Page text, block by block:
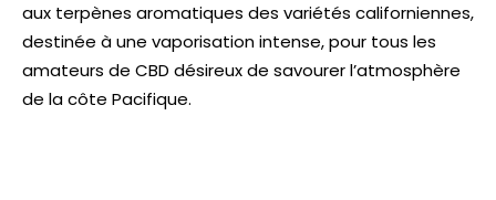
aux terpènes aromatiques des variétés californiennes,
destinée à une vaporisation intense, pour tous les
amateurs de CBD désireux de savourer l’atmosphère
de la côte Pacifique.